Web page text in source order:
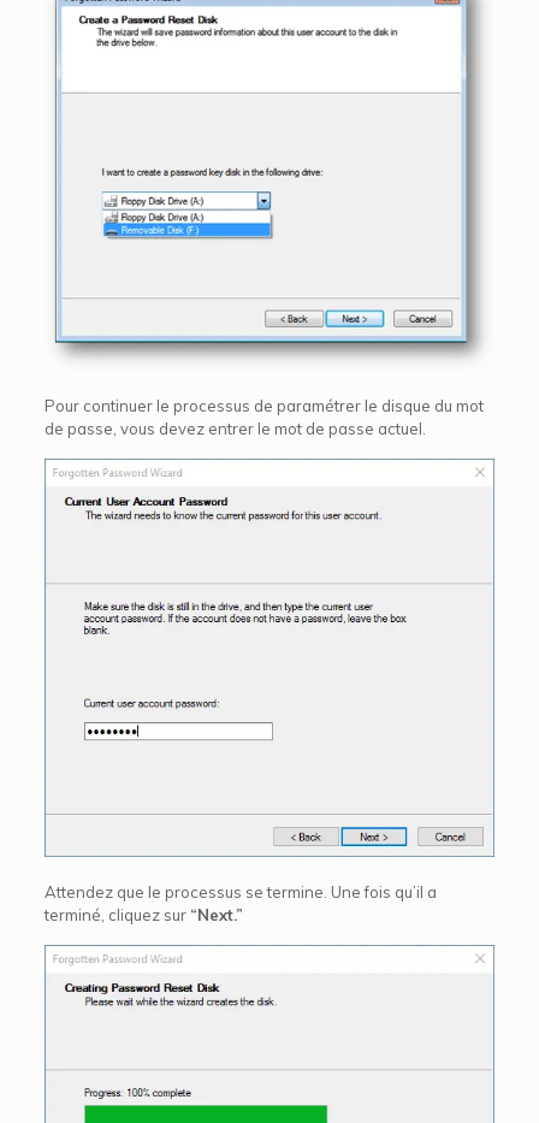
Pour continuer le processus de paramétrer le disque du mot
de passe, vous devez entrer le mot de passe actuel.
Attendez que le processus se termine. Une fois qu’il a
terminé, cliquez sur “Next.”